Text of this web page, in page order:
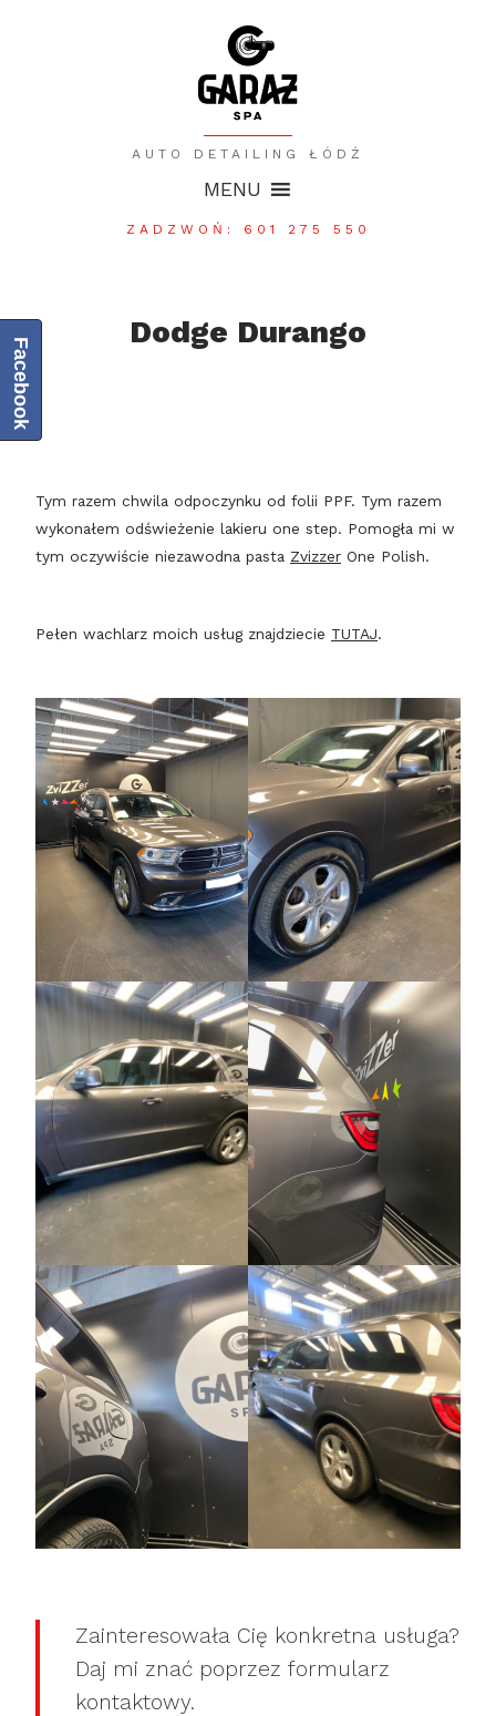
AUTO DETAILING ŁÓDŹ
MENU
ZADZWOŃ: 601 275 550
Dodge Durango
Tym razem chwila odpoczynku od folii PPF. Tym razem
wykonałem odświeżenie lakieru one step. Pomogła mi w
tym oczywiście niezawodna pasta Zvizzer One Polish.
Pełen wachlarz moich usług znajdziecie TUTAJ.
Zainteresowała Cię konkretna usługa?
Daj mi znać poprzez formularz
kontaktowy.
Facebook